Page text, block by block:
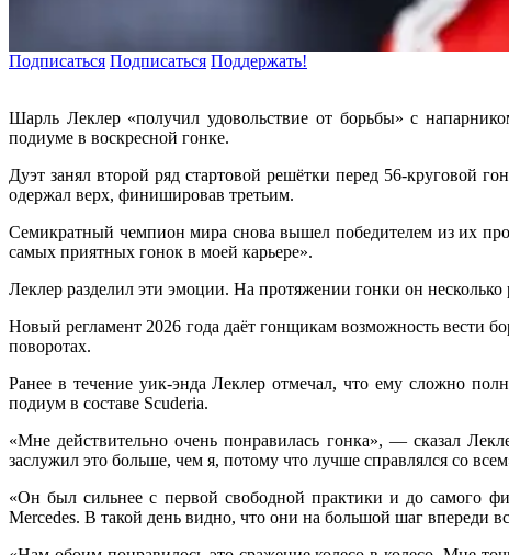
Подписаться Подписаться Поддержать!
Шарль Леклер «получил удовольствие от борьбы» с
подиуме в воскресной гонке.
Дуэт занял второй ряд стартовой решётки перед 56-круговой
одержал верх, финишировав третьим.
Семикратный чемпион мира снова вышел победителем из их
самых приятных гонок в моей карьере».
Леклер разделил эти эмоции. На протяжении гонки он
Новый регламент 2026 года даёт гонщикам возможность вести
поворотах.
Ранее в течение уик-энда Леклер отмечал, что ему сложно
подиум в составе Scuderia.
«Мне действительно очень понравилась гонка», — сказал
заслужил это больше, чем я, потому что лучше справлялся со
«Он был сильнее с первой свободной практики и до самого
Mercedes. В такой день видно, что они на большой шаг впереди